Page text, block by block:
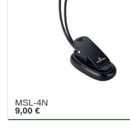
MSL-4N
9,00 €